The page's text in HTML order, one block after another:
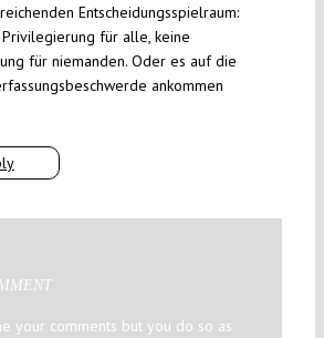
Entscheidungsspielraum:
für alle, keine
für niemanden. Oder es auf die
ankommen
your comments but you do so as